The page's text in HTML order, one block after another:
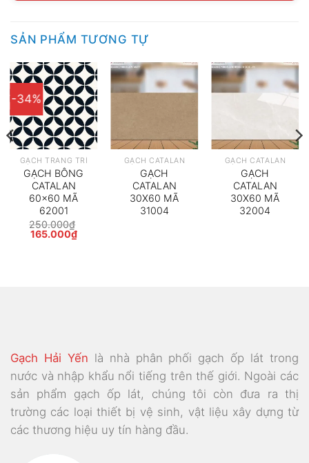
SẢN PHẨM TƯƠNG TỰ
-34%
GẠCH TRANG TRÍ
GẠCH BÔNG
CATALAN
60×60 MÃ
62001
250.000₫
Giá
165.000₫Giá
hiện
GẠCH CATALAN
GẠCH
CATALAN
30X60 MÃ
31004
GẠCH CATALAN
GẠCH
CATALAN
30X60 MÃ
32004
Gạch Hải Yến là nhà phân phối gạch ốp lát trong
nước và nhập khẩu nổi tiếng trên thế giới. Ngoài các
sản phẩm gạch ốp lát, chúng tôi còn đưa ra thị
trường các loại thiết bị vệ sinh, vật liệu xây dựng từ
các thương hiệu uy tín hàng đầu.